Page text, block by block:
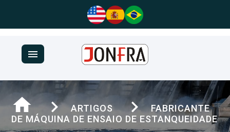
menu
home navigate_next ARTIGOS navigate_next FABRICANTE
DE MÁQUINA DE ENSAIO DE ESTANQUEIDADE